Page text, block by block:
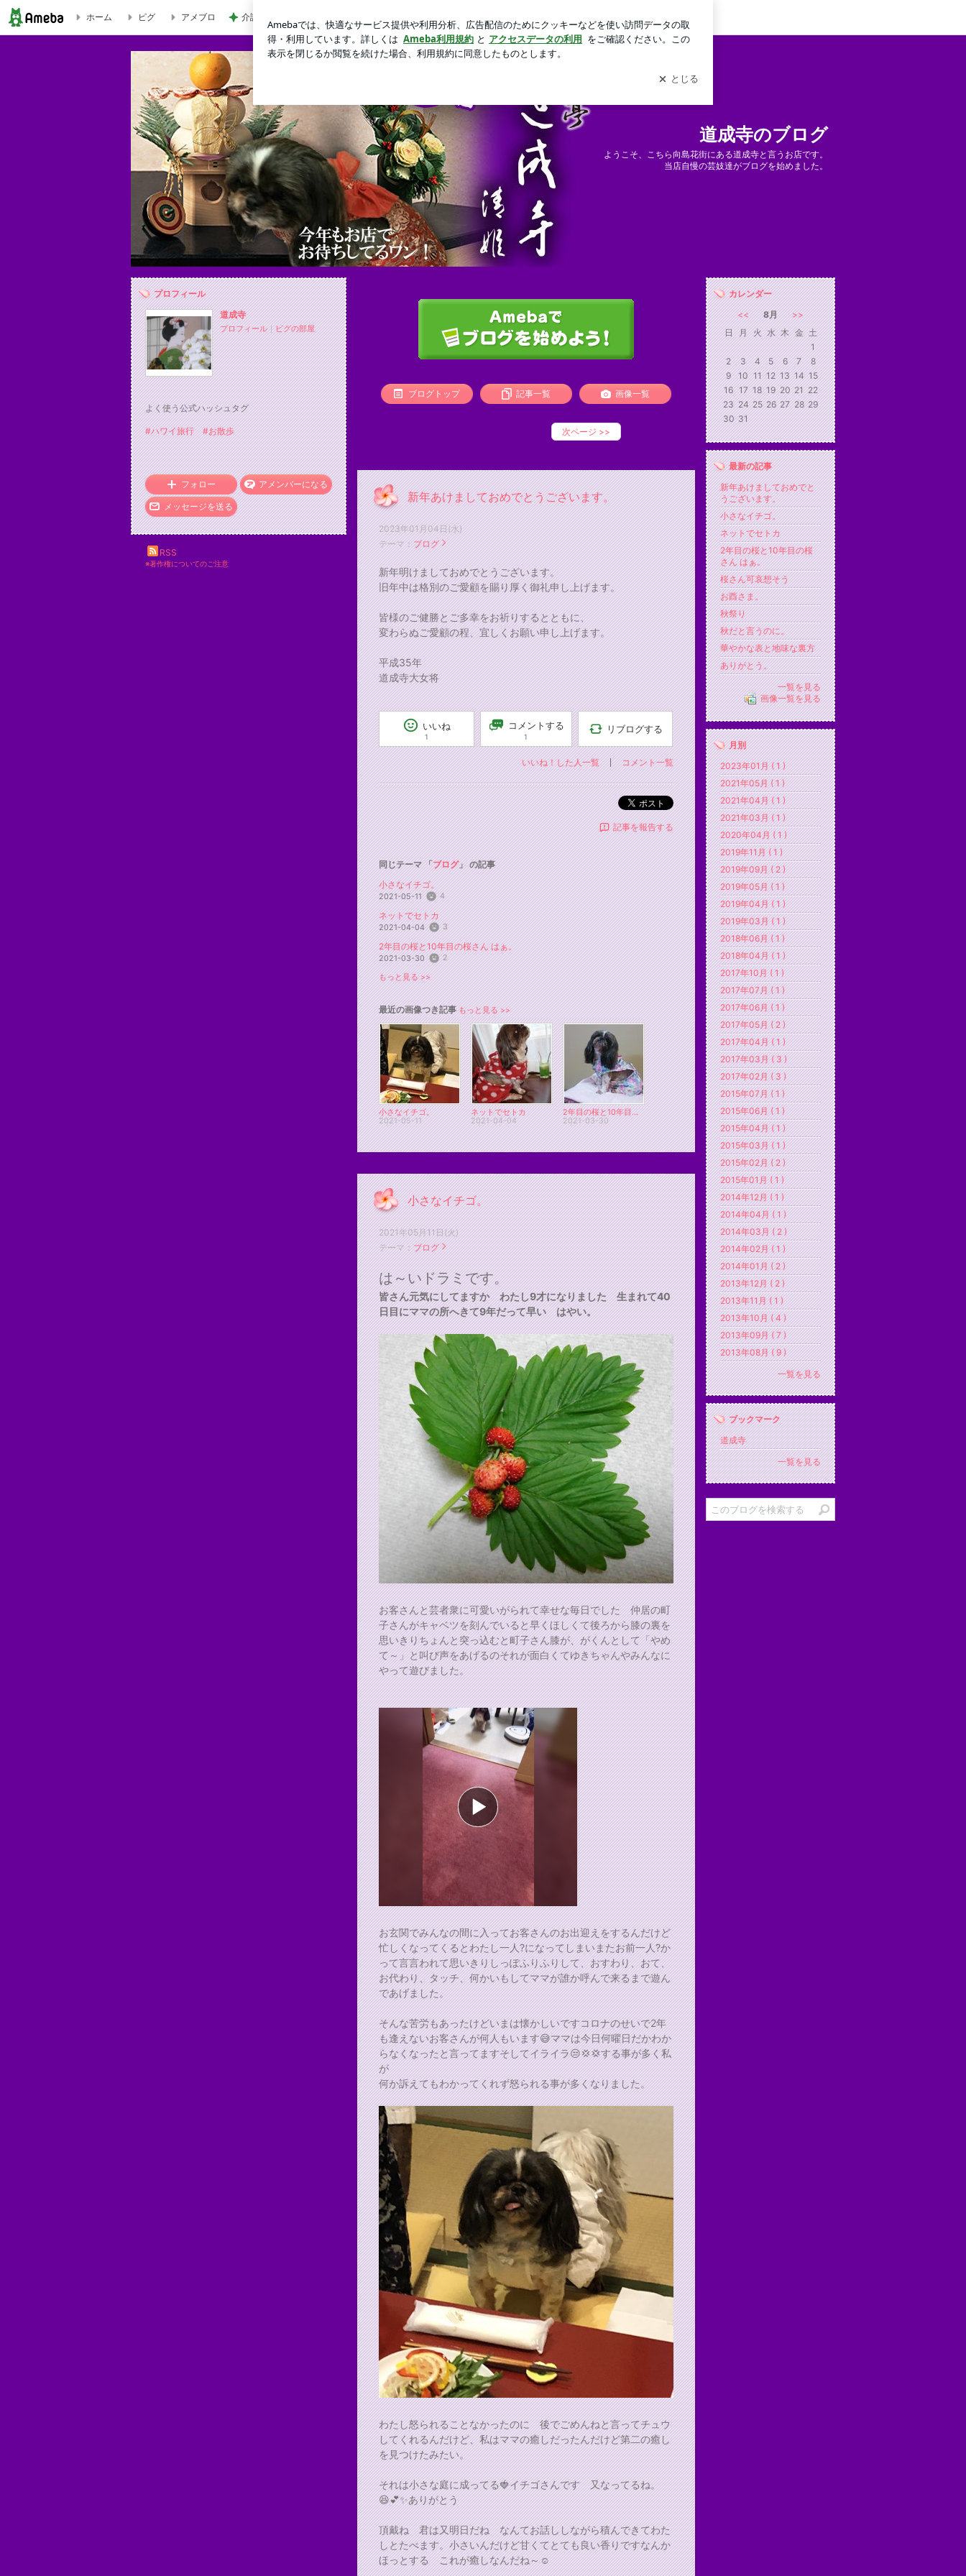
ホーム ピグ アメブロ 介護経験がなく危機感ゼロの夫 ログイン
道成寺のブログ
ようこそ、こちら向島花街にある道成寺と言うお店です。
当店自慢の芸妓達がブログを始めました。
ブログトップ 記事一覧 画像一覧
次ページ >>
新年あけましておめでとうございます。
2023年01月04日(水)
テーマ：ブログ
新年明けましておめでとうございます。
旧年中は格別のご愛顧を賜り厚く御礼申し上げます。
皆様のご健勝とご多幸をお祈りするとともに、
変わらぬご愛顧の程、宜しくお願い申し上げます。
平成35年
道成寺大女将
いいね
1
コメントする
1
リブログする
いいね！した人一覧 コメント一覧
ポスト
記事を報告する
同じテーマ 「ブログ」 の記事
小さなイチゴ。
2021-05-11 4
ネットでセトカ
2021-04-04 3
2年目の桜と10年目の桜さん はぁ。
2021-03-30 2
もっと見る >>
最近の画像つき記事 もっと見る >>
小さなイチゴ。
2021-05-11
ネットでセトカ
2021-04-04
2年目の桜と10年目の桜さん はぁ。
2021-03-30
小さなイチゴ。
2021年05月11日(火)
テーマ：ブログ
は～いドラミです。
皆さん元気にしてますか わたし9才になりました 生まれて40
日目にママの所へきて9年だって早い はやい。
お客さんと芸者衆に可愛いがられて幸せな毎日でした 仲居の町
子さんがキャベツを刻んでいると早くほしくて後ろから膝の裏を
思いきりちょんと突っ込むと町子さん膝が、がくんとして「やめ
て～」と叫び声をあげるのそれが面白くてゆきちゃんやみんなに
やって遊びました。
お玄関でみんなの間に入ってお客さんのお出迎えをするんだけど
忙しくなってくるとわたし一人?になってしまいまたお前一人?か
って言言われて思いきりしっぽふりふりして、おすわり、おて、
お代わり、タッチ、何かいもしてママが誰か呼んで来るまで遊ん
であげました。
そんな苦労もあったけどいまは懐かしいですコロナのせいで2年
も逢えないお客さんが何人もいます😅ママは今日何曜日だかわか
らなくなったと言ってますそしてイライラ😒💢💢する事が多く私
が
何か訴えてもわかってくれず怒られる事が多くなりました。
わたし怒られることなかったのに 後でごめんねと言ってチュウ
してくれるんだけど、私はママの癒しだったんだけど第二の癒し
を見つけたみたい。
それは小さな庭に成ってる🍓イチゴさんです 又なってるね。
😆💕✨ありがとう
頂戴ね 君は又明日だね なんてお話ししながら積んできてわた
しとたべます。小さいんだけど甘くてとても良い香りですなんか
ほっとする これが癒しなんだね～☺️
プロフィール
道成寺
プロフィール｜ピグの部屋
よく使う公式ハッシュタグ
#ハワイ旅行 #お散歩
フォロー アメンバーになる
メッセージを送る
RSS
※著作権についてのご注意
カレンダー
<<
8月
>>
日 月 火 水 木 金 土
1
2
3 4 5 6 7
8
9
10 11 12 13 14 15
16 17 18 19 20 21 22
23 24 25 26 27 28 29
30 31
最新の記事
新年あけましておめでと
うございます。
小さなイチゴ。
ネットでセトカ
2年目の桜と10年目の桜
さん はぁ。
桜さん可哀想そう
お酉さま。
秋祭り
秋だと言うのに。
華やかな表と地味な裏方
ありがとう。
一覧を見る
画像一覧を見る
月別
2023年01月 ( 1 )
2021年05月 ( 1 )
2021年04月 ( 1 )
2021年03月 ( 1 )
2020年04月 ( 1 )
2019年11月 ( 1 )
2019年09月 ( 2 )
2019年05月 ( 1 )
2019年04月 ( 1 )
2019年03月 ( 1 )
2018年06月 ( 1 )
2018年04月 ( 1 )
2017年10月 ( 1 )
2017年07月 ( 1 )
2017年06月 ( 1 )
2017年05月 ( 2 )
2017年04月 ( 1 )
2017年03月 ( 3 )
2017年02月 ( 3 )
2015年07月 ( 1 )
2015年06月 ( 1 )
2015年04月 ( 1 )
2015年03月 ( 1 )
2015年02月 ( 2 )
2015年01月 ( 1 )
2014年12月 ( 1 )
2014年04月 ( 1 )
2014年03月 ( 2 )
2014年02月 ( 1 )
2014年01月 ( 2 )
2013年12月 ( 2 )
2013年11月 ( 1 )
2013年10月 ( 4 )
2013年09月 ( 7 )
2013年08月 ( 9 )
一覧を見る
ブックマーク
道成寺
一覧を見る